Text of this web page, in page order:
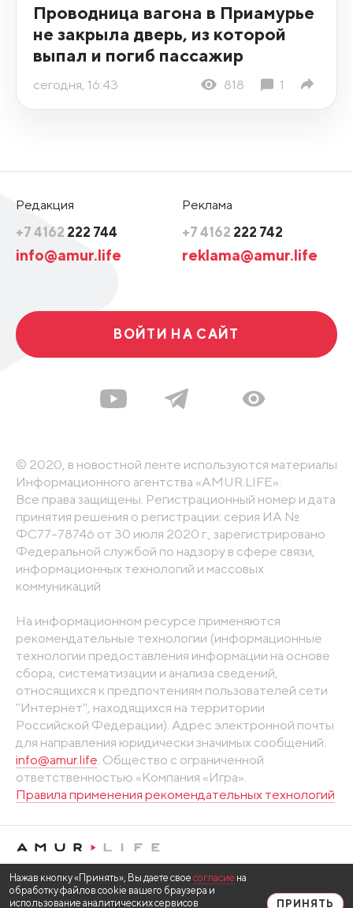
Проводница вагона в Приамурье
не закрыла дверь, из которой
выпал и погиб пассажир
сегодня, 16:43 818 1
Редакция
+7 4162 222 744
info@amur.life
Реклама
+7 4162 222 742
reklama@amur.life
ВОЙТИ НА САЙТ
© 2020, в новостной ленте используются материалы
Информационного агентства «AMUR.LIFE».
Все права защищены. Регистрационный номер и дата
принятия решения о регистрации: серия ИА №
ФС77-78746 от 30 июля 2020 г., зарегистрировано
Федеральной службой по надзору в сфере связи,
информационных технологий и массовых
коммуникаций
На информационном ресурсе применяются
рекомендательные технологии (информационные
технологии предоставления информации на основе
сбора, систематизации и анализа сведений,
относящихся к предпочтениям пользователей сети
"Интернет", находящихся на территории
Российской Федерации). Адрес электронной почты
для направления юридически значимых сообщений:
info@amur.life. Общество с ограниченной
ответственностью «Компания «Игра».
Правила применения рекомендательных технологий
Нажав кнопку «Принять», Вы даете свое согласие на
обработку файлов cookie вашего браузера и
использование аналитических сервисов
ПРИНЯТЬ